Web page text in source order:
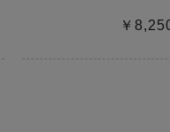
￥